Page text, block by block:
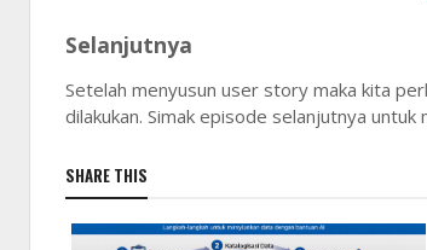
Selanjutnya
Setelah menyusun user story maka kita
dilakukan. Simak episode selanjutnya untuk
SHARE THIS